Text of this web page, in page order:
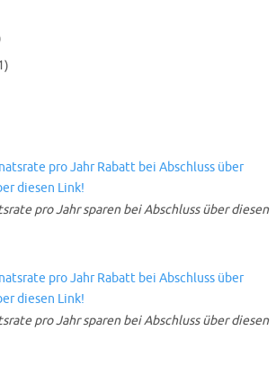
pro Jahr sparen bei Abschluss über diesen
pro Jahr sparen bei Abschluss über diesen